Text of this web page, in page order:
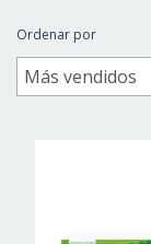
Ordenar por